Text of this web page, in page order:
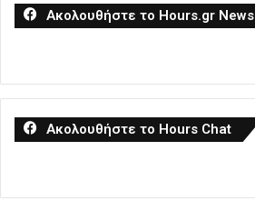
Ακολουθήστε το Hours.gr News
Ακολουθήστε το Hours Chat